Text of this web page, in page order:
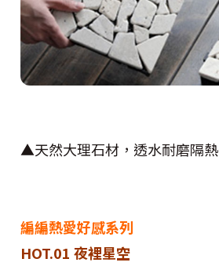
▲天然大理石材，透水耐磨隔
編編熱愛好感系列
HOT.01 夜裡星空